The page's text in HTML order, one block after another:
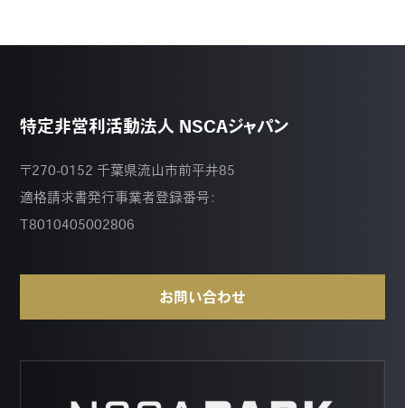
特定非営利活動法人 NSCAジャパン
〒270-0152 千葉県流山市前平井85
適格請求書発行事業者登録番号：
T8010405002806
お問い合わせ